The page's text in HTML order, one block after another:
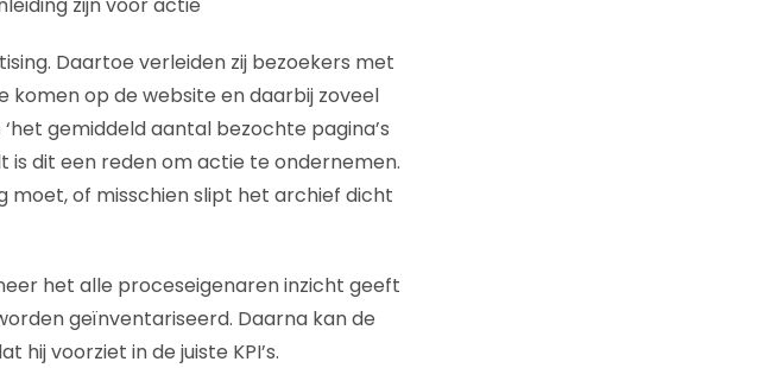
zijn voor actie
Daartoe verleiden zij bezoekers met
op de website en daarbij zoveel
gemiddeld aantal bezochte pagina’s
is dit een reden om actie te ondernemen.
moet, of misschien slipt het archief dicht
het alle proceseigenaren inzicht geeft
geïnventariseerd. Daarna kan de
voorziet in de juiste KPI’s.